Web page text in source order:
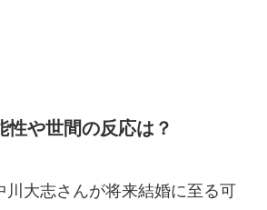
や世間の反応は？
川大志さんが将来結婚に至る可